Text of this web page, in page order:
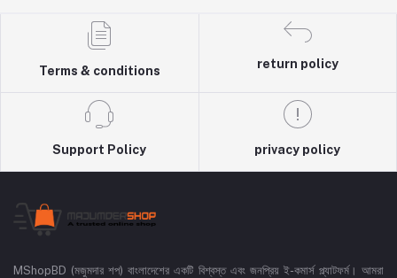
Terms & conditions
return policy
Support Policy privacy policy
MShopBD (মজুমদার শপ) বাংলাদেশের একটি বিশ্বস্ত এবং জনপ্রিয় ই-কমার্স প্ল্যাটফর্ম। আমরা